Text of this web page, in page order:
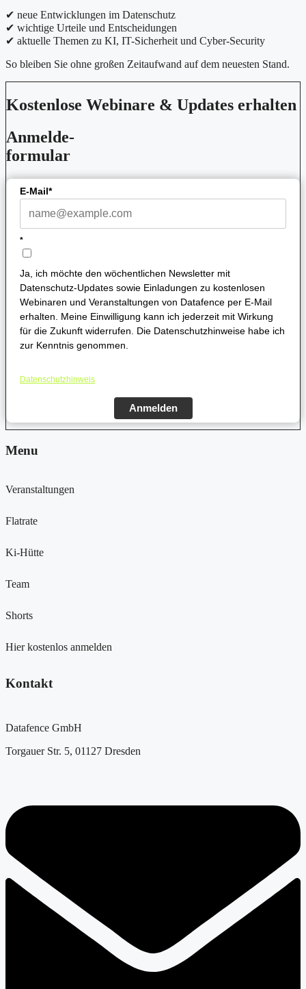
✔ neue Entwicklungen im Datenschutz
✔ wichtige Urteile und Entscheidungen
✔ aktuelle Themen zu KI, IT-Sicherheit und Cyber-Security
So bleiben Sie ohne großen Zeitaufwand auf dem neuesten Stand.
Kostenlose Webinare & Updates erhalten
Anmelde-
formular
E-Mail*
*
Ja, ich möchte den wöchentlichen Newsletter mit
Datenschutz-Updates sowie Einladungen zu kostenlosen
Webinaren und Veranstaltungen von Datafence per E-Mail
erhalten. Meine Einwilligung kann ich jederzeit mit Wirkung
für die Zukunft widerrufen. Die Datenschutzhinweise habe ich
zur Kenntnis genommen.
Datenschutzhinweis
Anmelden
Menu
Veranstaltungen
Flatrate
Ki-Hütte
Team
Shorts
Hier kostenlos anmelden
Kontakt
Datafence GmbH
Torgauer Str. 5, 01127 Dresden